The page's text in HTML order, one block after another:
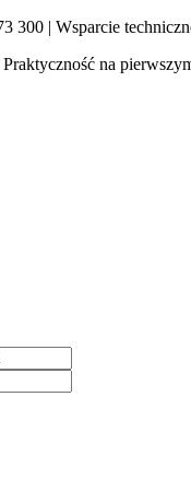
300 | Wsparcie
na